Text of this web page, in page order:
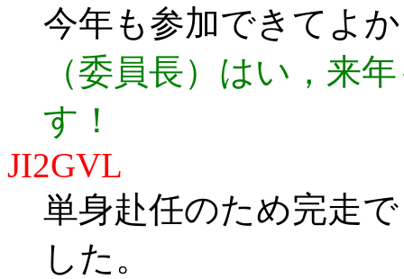
今年も参加できてよ
（委員長）はい，来
す！
JI2GVL
単身赴任のため完走
した。